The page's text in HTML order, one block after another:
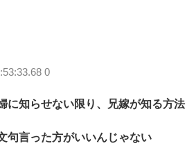
0
に知らせない限り、兄嫁が知る方法
句言った方がいいんじゃない